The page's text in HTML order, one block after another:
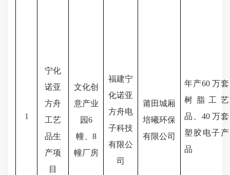
1
宁化
诺亚
方舟
工艺
品生
产项
目
文化创
意产业
园6
幢、8
幢厂房
福建宁
化诺亚
方舟电
子科技
有限公
司
莆田城厢
培曦环保
有限公司
年产60 万套
树脂工艺
品、40 万套
塑胶电子产
品